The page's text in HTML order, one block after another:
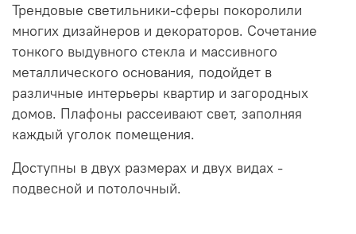
Трендовые светильники-сферы покоролили
многих дизайнеров и декораторов. Сочетание
тонкого выдувного стекла и массивного
металлического основания, подойдет в
различные интерьеры квартир и загородных
домов. Плафоны рассеивают свет, заполняя
каждый уголок помещения.
Доступны в двух размерах и двух видах -
подвесной и потолочный.